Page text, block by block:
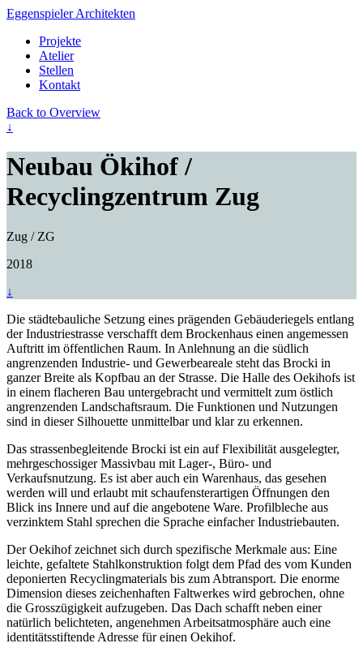
Eggenspieler Architekten
Projekte
Atelier
Stellen
Kontakt
Back to Overview
↓
Neubau Ökihof /
Recyclingzentrum Zug
Zug / ZG
2018
↓
Die städtebauliche Setzung eines prägenden Gebäuderiegels entlang
der Industriestrasse verschafft dem Brockenhaus einen angemessen
Auftritt im öffentlichen Raum. In Anlehnung an die südlich
angrenzenden Industrie- und Gewerbeareale steht das Brocki in
ganzer Breite als Kopfbau an der Strasse. Die Halle des Oekihofs ist
in einem flacheren Bau untergebracht und vermittelt zum östlich
angrenzenden Landschaftsraum. Die Funktionen und Nutzungen
sind in dieser Silhouette unmittelbar und klar zu erkennen.
Das strassenbegleitende Brocki ist ein auf Flexibilität ausgelegter,
mehrgeschossiger Massivbau mit Lager-, Büro- und
Verkaufsnutzung. Es ist aber auch ein Warenhaus, das gesehen
werden will und erlaubt mit schaufensterartigen Öffnungen den
Blick ins Innere und auf die angebotene Ware. Profilbleche aus
verzinktem Stahl sprechen die Sprache einfacher Industriebauten.
Der Oekihof zeichnet sich durch spezifische Merkmale aus: Eine
leichte, gefaltete Stahlkonstruktion folgt dem Pfad des vom Kunden
deponierten Recyclingmaterials bis zum Abtransport. Die enorme
Dimension dieses zeichenhaften Faltwerkes wird gebrochen, ohne
die Grosszügigkeit aufzugeben. Das Dach schafft neben einer
natürlich belichteten, angenehmen Arbeitsatmosphäre auch eine
identitätsstiftende Adresse für einen Oekihof.